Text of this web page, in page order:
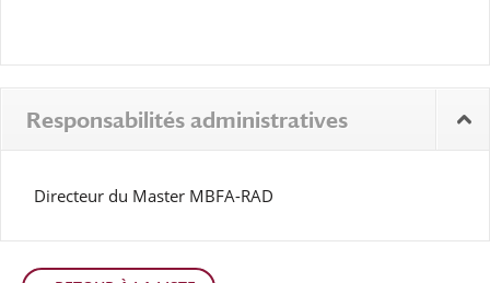
Responsabilités administratives
Directeur du Master MBFA-RAD